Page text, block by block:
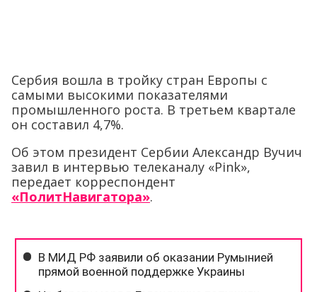
Сербия вошла в тройку стран Европы с
самыми высокими показателями
промышленного роста. В третьем квартале
он составил 4,7%.
Об этом президент Сербии Александр Вучич
завил в интервью телеканалу «Pink»,
передает корреспондент
«ПолитНавигатора».